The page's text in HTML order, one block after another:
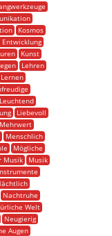
Kosmos
Entwicklung
Kunst
Lehren
Lernen
Leuchtend
Liebevoll
Mehrwert
Menschlich
Mögliche
Musik
Musik
Nachtruhe
Welt
Neugierig
Augen